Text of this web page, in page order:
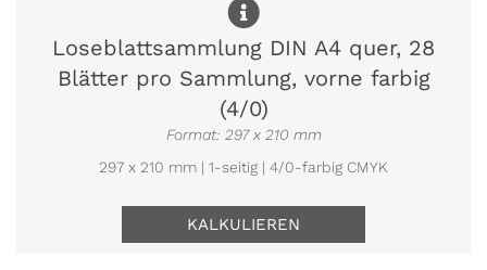
Loseblattsammlung DIN A4 quer, 28
Blätter pro Sammlung, vorne farbig
(4/0)
Format: 297 x 210 mm
297 x 210 mm | 1-seitig | 4/0-farbig CMYK
KALKULIEREN